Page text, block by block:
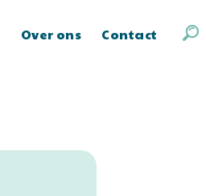
Over ons Contact